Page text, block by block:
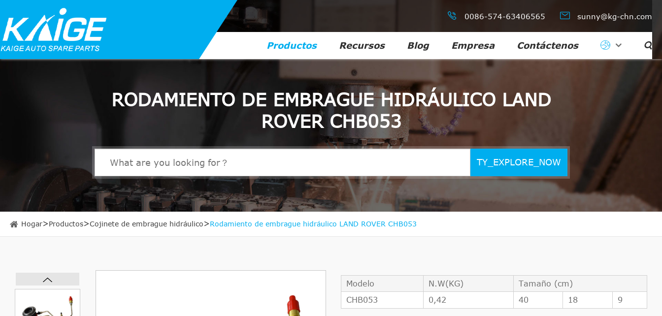
 0086-574-63406565  sunny@kg-chn.com
Productos Recursos Blog Empresa Contáctenos 
RODAMIENTO DE EMBRAGUE HIDRÁULICO LAND
ROVER CHB053
TY_EXPLORE_NOW
Hogar Productos Cojinete de embrague hidráulico Rodamiento de embrague hidráulico LAND ROVER CHB053
Modelo N.W(KG)
Tamaño (cm)
CHB053
0,42 40 18 9